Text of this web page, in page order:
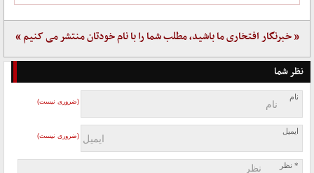
« خبرنگار افتخاری ما باشید، مطلب شما را با نام خودتان منتشر می کنیم »
نظر شما
نام
(ضروری نیست)
ایمیل
(ضروری نیست)
* نظر